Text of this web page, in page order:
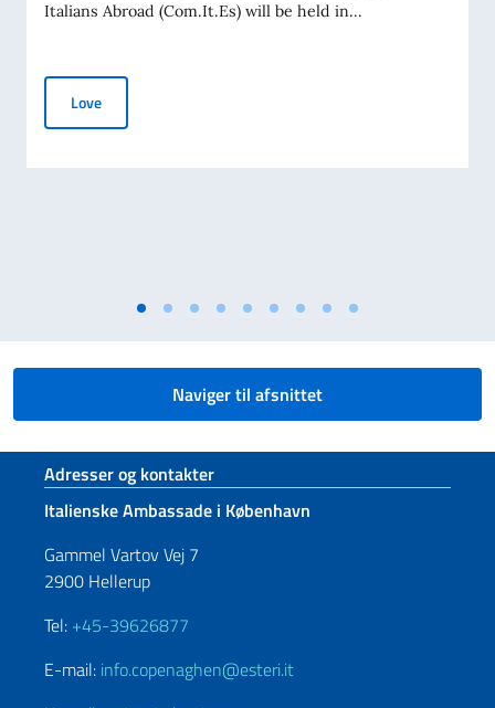
Italians Abroad (Com.It.Es) will be held in...
LoveCOMITES Elections 2026
Naviger til afsnittet
Sidefod sektion
Adresser og kontakter
Italienske Ambassade i København
Gammel Vartov Vej 7
2900 Hellerup
Tel: +45-39626877
E-mail: info.copenaghen@esteri.it